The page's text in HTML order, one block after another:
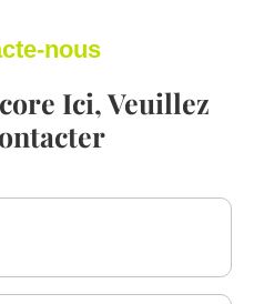
nous
Ici, Veuillez